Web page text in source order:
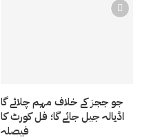
جو ججز کے خلاف مہم چلائے گا
اڈیالہ جیل جائے گا؛ فل کورٹ کا
فیصلہ